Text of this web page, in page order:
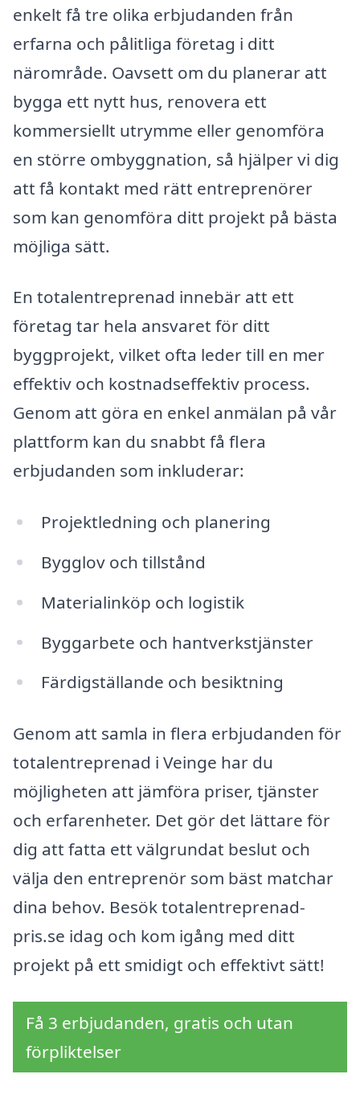
enkelt få tre olika erbjudanden från
erfarna och pålitliga företag i ditt
närområde. Oavsett om du planerar att
bygga ett nytt hus, renovera ett
kommersiellt utrymme eller genomföra
en större ombyggnation, så hjälper vi dig
att få kontakt med rätt entreprenörer
som kan genomföra ditt projekt på bästa
möjliga sätt.
En totalentreprenad innebär att ett
företag tar hela ansvaret för ditt
byggprojekt, vilket ofta leder till en mer
effektiv och kostnadseffektiv process.
Genom att göra en enkel anmälan på vår
plattform kan du snabbt få flera
erbjudanden som inkluderar:
Projektledning och planering
Bygglov och tillstånd
Materialinköp och logistik
Byggarbete och hantverkstjänster
Färdigställande och besiktning
Genom att samla in flera erbjudanden för
totalentreprenad i Veinge har du
möjligheten att jämföra priser, tjänster
och erfarenheter. Det gör det lättare för
dig att fatta ett välgrundat beslut och
välja den entreprenör som bäst matchar
dina behov. Besök totalentreprenad-
pris.se idag och kom igång med ditt
projekt på ett smidigt och effektivt sätt!
Få 3 erbjudanden, gratis och utan
förpliktelser